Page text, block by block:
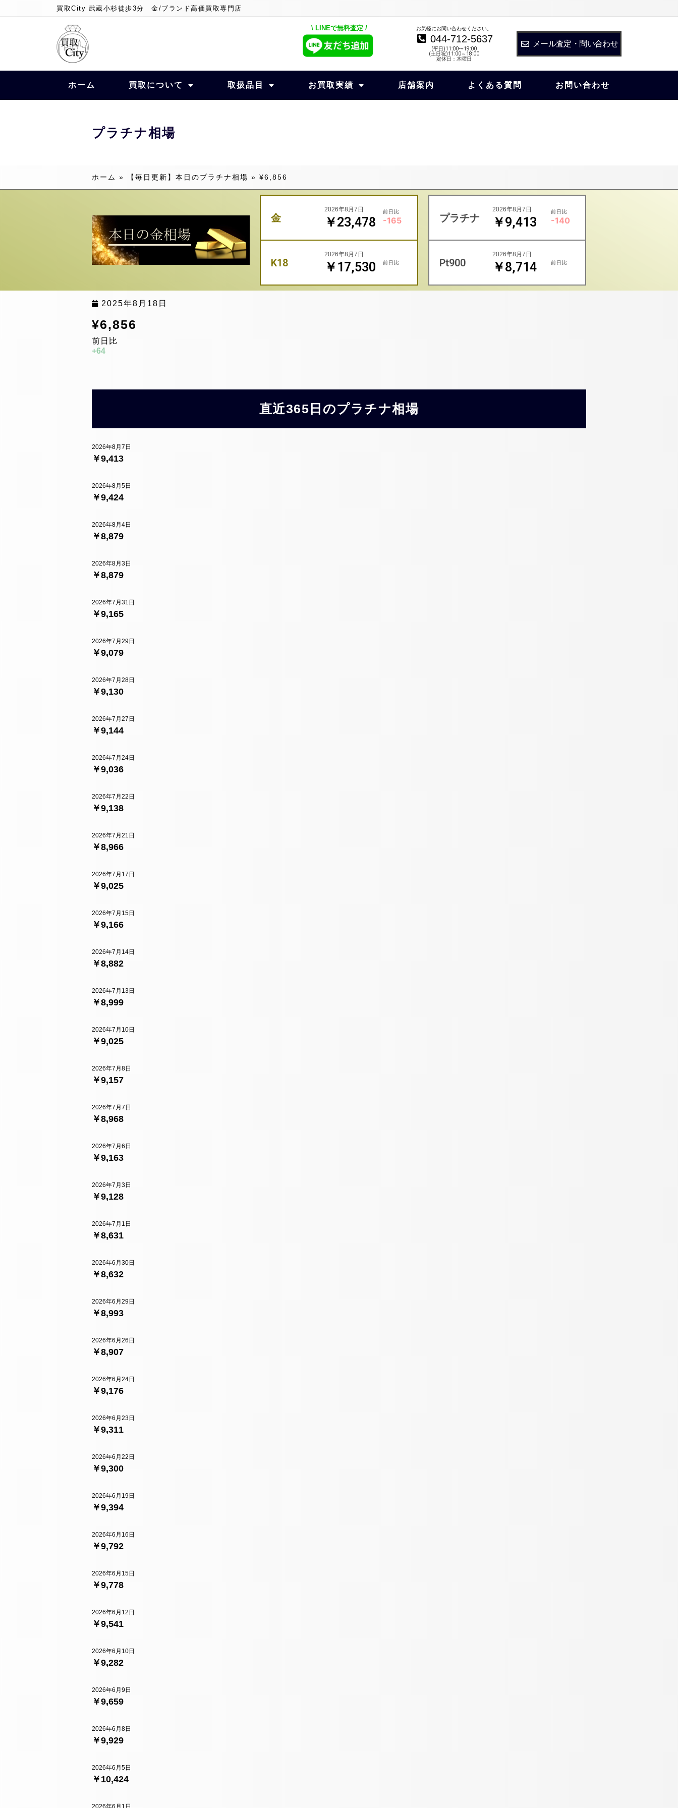
買取City 武蔵小杉徒歩3分 金/ブランド高価買取専門店
\ LINEで無料査定 / お気軽にお問い合わせください。
044-712-5637
(平日)11:00〜19:00
(土日祝)11:00～18:00
定休日：木曜日
メール査定・問い合わせ
ホーム 買取について 取扱品目 お買取実績 店舗案内 よくある質問 お問い合わせ
プラチナ相場
ホーム » 【毎日更新】本日のプラチナ相場 » ¥6,856
金 ￥23,478
2026年8月7日 前日比
-165
K18 ￥17,530
2026年8月7日
前日比
プラチナ ￥9,413
2026年8月7日 前日比
-140
Pt900 ￥8,714
2026年8月7日
前日比
2025年8月18日
¥6,856
前日比
+64
直近365日のプラチナ相場
￥9,413
2026年8月7日
￥9,424
2026年8月5日
￥8,879
2026年8月4日
￥8,879
2026年8月3日
￥9,165
2026年7月31日
￥9,079
2026年7月29日
￥9,130
2026年7月28日
￥9,144
2026年7月27日
￥9,036
2026年7月24日
￥9,138
2026年7月22日
￥8,966
2026年7月21日
￥9,025
2026年7月17日
￥9,166
2026年7月15日
￥8,882
2026年7月14日
￥8,999
2026年7月13日
￥9,025
2026年7月10日
￥9,157
2026年7月8日
￥8,968
2026年7月7日
￥9,163
2026年7月6日
￥9,128
2026年7月3日
￥8,631
2026年7月1日
￥8,632
2026年6月30日
￥8,993
2026年6月29日
￥8,907
2026年6月26日
￥9,176
2026年6月24日
￥9,311
2026年6月23日
￥9,300
2026年6月22日
￥9,394
2026年6月19日
￥9,792
2026年6月16日
￥9,778
2026年6月15日
￥9,541
2026年6月12日
￥9,282
2026年6月10日
￥9,659
2026年6月9日
￥9,929
2026年6月8日
￥10,424
2026年6月5日